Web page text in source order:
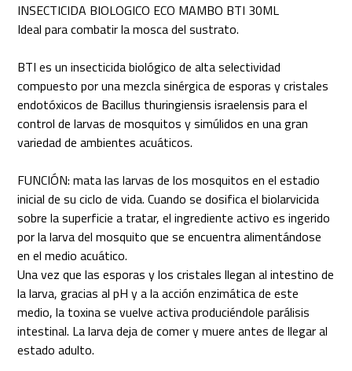
INSECTICIDA BIOLOGICO ECO MAMBO BTI 30ML
Ideal para combatir la mosca del sustrato.
BTI es un insecticida biológico de alta selectividad
compuesto por una mezcla sinérgica de esporas y cristales
endotóxicos de Bacillus thuringiensis israelensis para el
control de larvas de mosquitos y simúlidos en una gran
variedad de ambientes acuáticos.
FUNCIÓN: mata las larvas de los mosquitos en el estadio
inicial de su ciclo de vida. Cuando se dosifica el biolarvicida
sobre la superficie a tratar, el ingrediente activo es ingerido
por la larva del mosquito que se encuentra alimentándose
en el medio acuático.
Una vez que las esporas y los cristales llegan al intestino de
la larva, gracias al pH y a la acción enzimática de este
medio, la toxina se vuelve activa produciéndole parálisis
intestinal. La larva deja de comer y muere antes de llegar al
estado adulto.